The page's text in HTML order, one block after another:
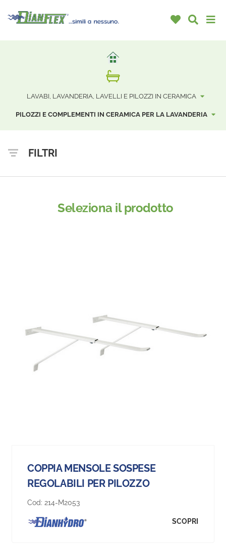
LAVABI, LAVANDERIA, LAVELLI E PILOZZI IN CERAMICA
PILOZZI E COMPLEMENTI IN CERAMICA PER LA LAVANDERIA
FILTRI
Seleziona il prodotto
COPPIA MENSOLE SOSPESE
REGOLABILI PER PILOZZO
Cod: 214-M2053
SCOPRI